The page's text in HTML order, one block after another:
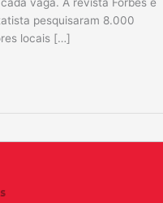
pesquisaram 8.000
locais […]